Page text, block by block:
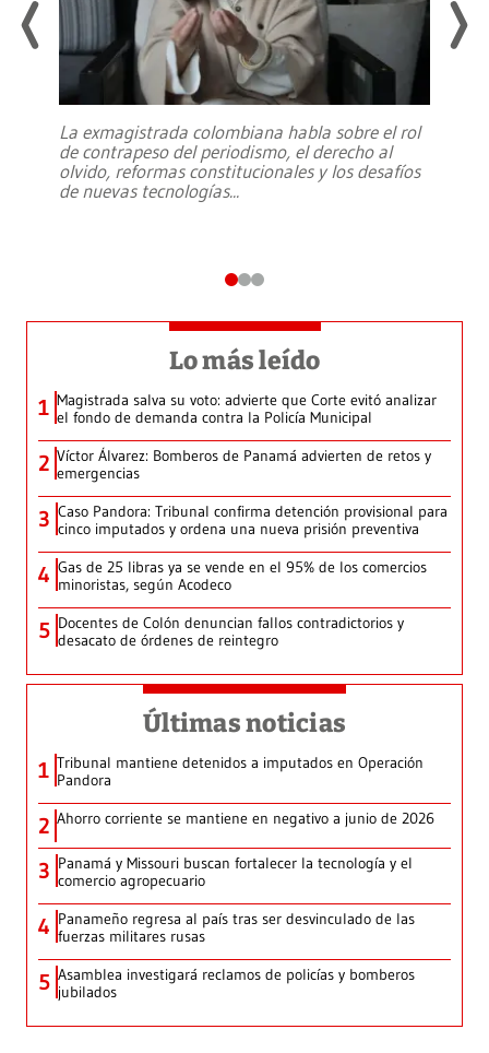
La exmagistrada colombiana habla sobre el rol
de contrapeso del periodismo, el derecho al
olvido, reformas constitucionales y los desafíos
de nuevas tecnologías...
Lo más leído
1 Magistrada salva su voto: advierte que Corte evitó analizar
el fondo de demanda contra la Policía Municipal
2 Víctor Álvarez: Bomberos de Panamá advierten de retos y
emergencias
3 Caso Pandora: Tribunal confirma detención provisional para
cinco imputados y ordena una nueva prisión preventiva
4 Gas de 25 libras ya se vende en el 95% de los comercios
minoristas, según Acodeco
5 Docentes de Colón denuncian fallos contradictorios y
desacato de órdenes de reintegro
Últimas noticias
1 Tribunal mantiene detenidos a imputados en Operación
Pandora
2 Ahorro corriente se mantiene en negativo a junio de 2026
3 Panamá y Missouri buscan fortalecer la tecnología y el
comercio agropecuario
4 Panameño regresa al país tras ser desvinculado de las
fuerzas militares rusas
5 Asamblea investigará reclamos de policías y bomberos
jubilados